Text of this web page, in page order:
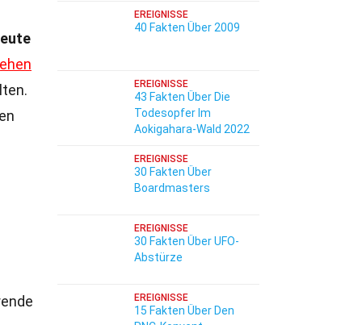
EREIGNISSE
40 Fakten Über 2009
EREIGNISSE
43 Fakten Über Die
Todesopfer Im
Aokigahara-Wald 2022
EREIGNISSE
30 Fakten Über
Boardmasters
EREIGNISSE
30 Fakten Über UFO-
Abstürze
EREIGNISSE
15 Fakten Über Den